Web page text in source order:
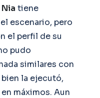
Nia tiene
escenario, pero
el perfil de su
pudo
similares con
la ejecutó,
máximos. Aun